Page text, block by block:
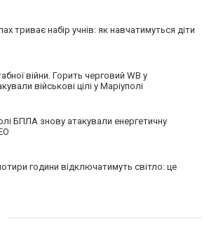
триває набір учнів: як навчатимуться діти
війни. Горить черговий WB у
військові цілі у Маріуполі
БПЛА знову атакували енергетичну
години відключатимуть світло: це